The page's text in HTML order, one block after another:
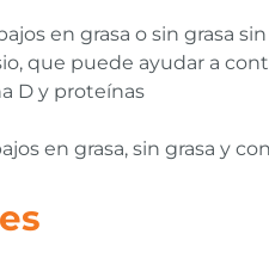
en grasa o sin grasa
que puede ayudar a
D y proteínas
en grasa, sin grasa y